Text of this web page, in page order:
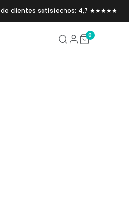
de clientes satisfechos: 4,7 ★★★★★
0